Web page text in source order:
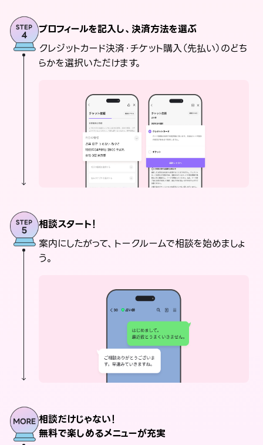
プロフィールを記入し、決済方法を選ぶ
クレジットカード決済・チケット購入（先払い）のどち
らかを選択いただけます。
相談スタート！
案内にしたがって、トークルームで相談を始めましょ
う。
相談だけじゃない！
無料で楽しめるメニューが充実